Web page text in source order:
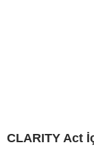
CLARITY Act